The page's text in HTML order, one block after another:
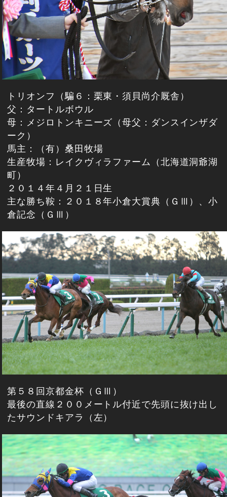
トリオンフ（騙６：栗東・須貝尚介厩舎）
父：タートルボウル
母：メジロトンキニーズ（母父：ダンスインザダ
ーク）
馬主：（有）桑田牧場
生産牧場：レイクヴィラファーム（北海道洞爺湖
町）
２０１４年４月２１日生
主な勝ち鞍：２０１８年小倉大賞典（ＧⅢ）、小
倉記念（ＧⅢ）
第５８回京都金杯（ＧⅢ）
最後の直線２００メートル付近で先頭に抜け出し
たサウンドキアラ（左）